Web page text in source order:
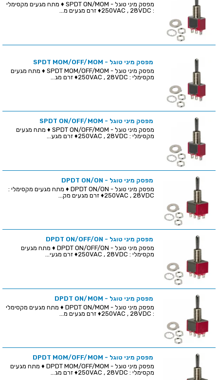
מפסק מיני טוגל - SPDT ON/MOM ♦ מתח מגעים מקסימלי
: 250VAC , 28VDC♦ זרם מגעים מ...
מפסק מיני טוגל - SPDT MOM/OFF/MOM
מפסק מיני טוגל - SPDT MOM/OFF/MOM ♦ מתח מגעים
מקסימלי : 250VAC , 28VDC♦ זרם מג...
מפסק מיני טוגל - SPDT ON/OFF/MOM
מפסק מיני טוגל - SPDT ON/OFF/MOM ♦ מתח מגעים
מקסימלי : 250VAC , 28VDC♦ זרם מגע...
מפסק מיני טוגל - DPDT ON/ON
מפסק מיני טוגל - DPDT ON/ON ♦ מתח מגעים מקסימלי :
250VAC , 28VDC♦ זרם מגעים מק...
מפסק מיני טוגל - DPDT ON/OFF/ON
מפסק מיני טוגל - DPDT ON/OFF/ON ♦ מתח מגעים
מקסימלי : 250VAC , 28VDC♦ זרם מגעי...
מפסק מיני טוגל - DPDT ON/MOM
מפסק מיני טוגל - DPDT ON/MOM ♦ מתח מגעים מקסימלי
: 250VAC , 28VDC♦ זרם מגעים מ...
מפסק מיני טוגל - DPDT MOM/OFF/MOM
מפסק מיני טוגל - DPDT MOM/OFF/MOM ♦ מתח מגעים
מקסימלי : 250VAC , 28VDC♦ זרם מג...